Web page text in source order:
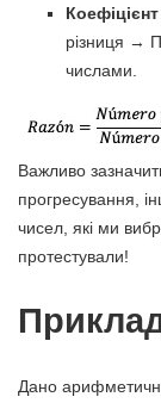
різниця →
числами.
Важливо
прогресування,
чисел, які ми
протестували!
Дано